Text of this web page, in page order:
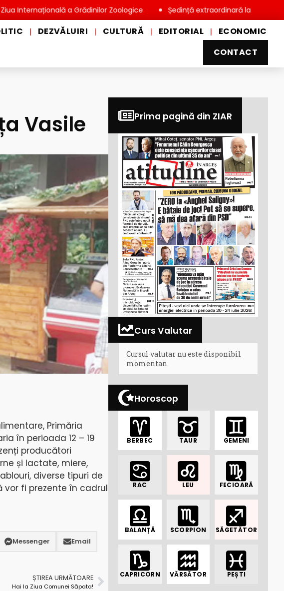
a Grădinilor Zoologice Ședință extraordinară la Consiliul Local
| DEZVĂLUIRI | CULTURĂ | EDITORIAL |
ECONOMIC
CONTACT
Vasile
Primăria
în perioada 12 – 19
producători
și lactate, miere,
diverse tipuri de
fi prezente în cadrul
Messenger Email
ȘTIREA URMĂTOARE
Hai la Ziua Comunei Săpata!
Prima pagină din ZIAR
Curs Valutar
Cursul valutar nu este disponibil
momentan.
Horoscop
BERBEC TAUR GEMENI
RAC LEU FECIOARĂ
BALANȚĂ SCORPION SĂGETĂTOR
CAPRICORN VĂRSĂTOR PEȘTI